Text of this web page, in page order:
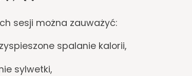
sesji można zauważyć:
spalanie kalorii,
sylwetki,